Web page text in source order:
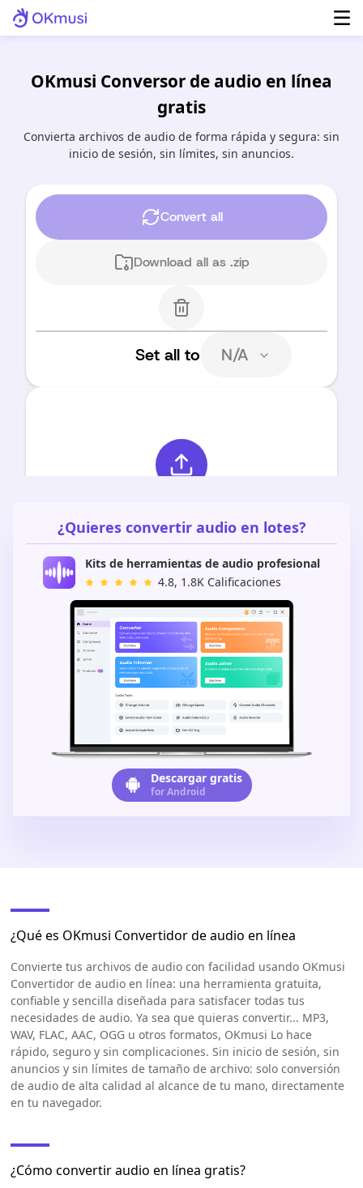
OKmusi Conversor de audio en línea
gratis
Convierta archivos de audio de forma rápida y segura: sin
inicio de sesión, sin límites, sin anuncios.
¿Quieres convertir audio en lotes?
Kits de herramientas de audio profesional
4.8, 1.8K Calificaciones
Descargar gratis
for Android
¿Qué es OKmusi Convertidor de audio en línea
Convierte tus archivos de audio con facilidad usando OKmusi
Convertidor de audio en línea: una herramienta gratuita,
confiable y sencilla diseñada para satisfacer todas tus
necesidades de audio. Ya sea que quieras convertir... MP3,
WAV, FLAC, AAC, OGG u otros formatos, OKmusi Lo hace
rápido, seguro y sin complicaciones. Sin inicio de sesión, sin
anuncios y sin límites de tamaño de archivo: solo conversión
de audio de alta calidad al alcance de tu mano, directamente
en tu navegador.
¿Cómo convertir audio en línea gratis?